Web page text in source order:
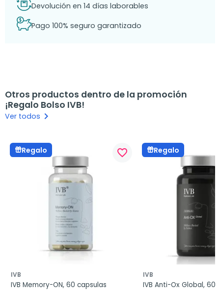
Devolución en 14 días laborables
Pago 100% seguro garantizado
Otros productos dentro de la promoción
¡Regalo Bolso IVB!
Ver todos keyboard_arrow_right
Regalo favorite_border
IVB
IVB Memory-ON, 60 capsulas
Regalo
IVB
IVB Anti-Ox Global, 60